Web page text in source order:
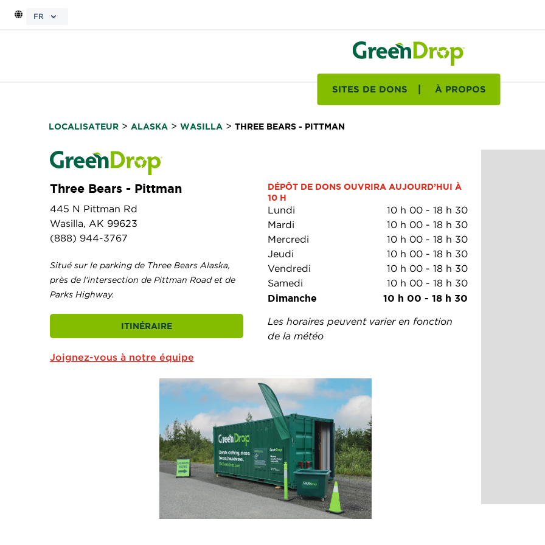
FR
SITES DE DONS À PROPOS
LOCALISATEUR> ALASKA> WASILLA> THREE BEARS - PITTMAN
Three Bears - Pittman
445 N Pittman Rd
Wasilla, AK 99623
(888) 944-3767
Situé sur le parking de Three Bears Alaska,
près de l'intersection de Pittman Road et de
Parks Highway.
ITINÉRAIRE
Joignez-vous à notre équipe
DÉPÔT DE DONS OUVRIRA AUJOURD’HUI À
10 H
Lundi 10 h 00- 18 h 30
Mardi
10 h 00- 18 h 30
Mercredi
10 h 00- 18 h 30
Jeudi
10 h 00- 18 h 30
Vendredi
10 h 00- 18 h 30
Samedi
10 h 00- 18 h 30
Dimanche 10 h 00 - 18 h 30
Les horaires peuvent varier en fonction
de la météo